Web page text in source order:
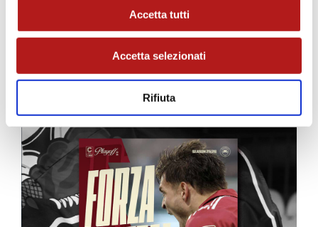
Accetta tutti
Accetta selezionati
Rifiuta